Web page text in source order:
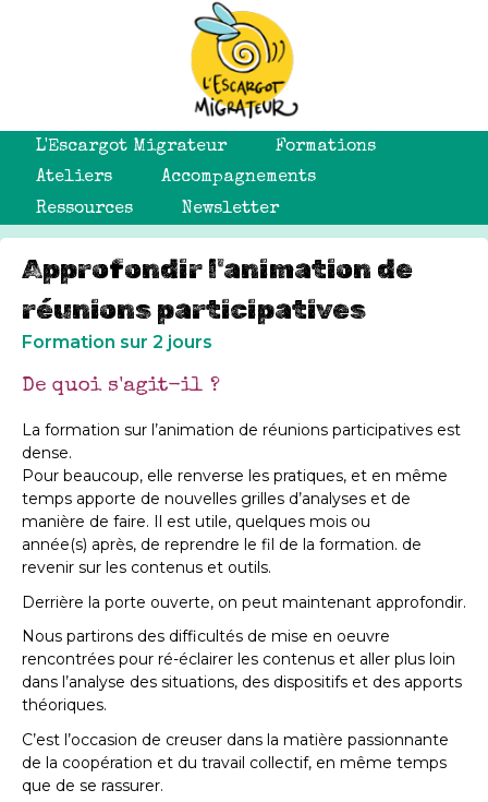
L'Escargot Migrateur
Formations
Ateliers
Accompagnements
Ressources
Newsletter
Approfondir l'animation de
réunions participatives
Formation sur 2 jours
De quoi s'agit-il ?
La formation sur l’animation de réunions participatives est
dense.
Pour beaucoup, elle renverse les pratiques, et en même
temps apporte de nouvelles grilles d’analyses et de
manière de faire. Il est utile, quelques mois ou
année(s) après, de reprendre le fil de la formation. de
revenir sur les contenus et outils.
Derrière la porte ouverte, on peut maintenant approfondir.
Nous partirons des difficultés de mise en oeuvre
rencontrées pour ré-éclairer les contenus et aller plus loin
dans l’analyse des situations, des dispositifs et des apports
théoriques.
C’est l’occasion de creuser dans la matière passionnante
de la coopération et du travail collectif, en même temps
que de se rassurer.